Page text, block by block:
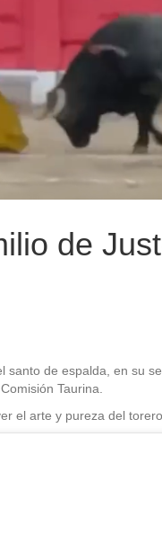
de
santo de espalda, en su
Taurina.
el arte y pureza del